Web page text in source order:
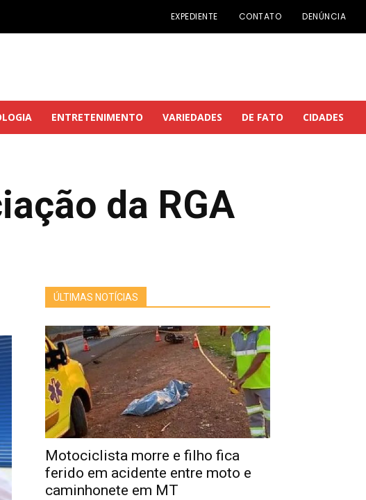
EXPEDIENTE CONTATO DENÚNCIA
ENTRETENIMENTO VARIEDADES DE FATO CIDADES
da RGA
ÚLTIMAS NOTÍCIAS
Motociclista morre e filho fica
ferido em acidente entre moto e
caminhonete em MT